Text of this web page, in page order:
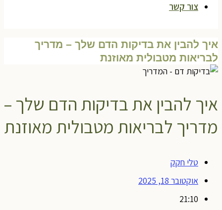
צור קשר
איך להבין את בדיקות הדם שלך – מדריך
לבריאות מטבולית מאוזנת
איך להבין את בדיקות הדם שלך –
מדריך לבריאות מטבולית מאוזנת
טלי חקק
אוקטובר 18, 2025
21:10